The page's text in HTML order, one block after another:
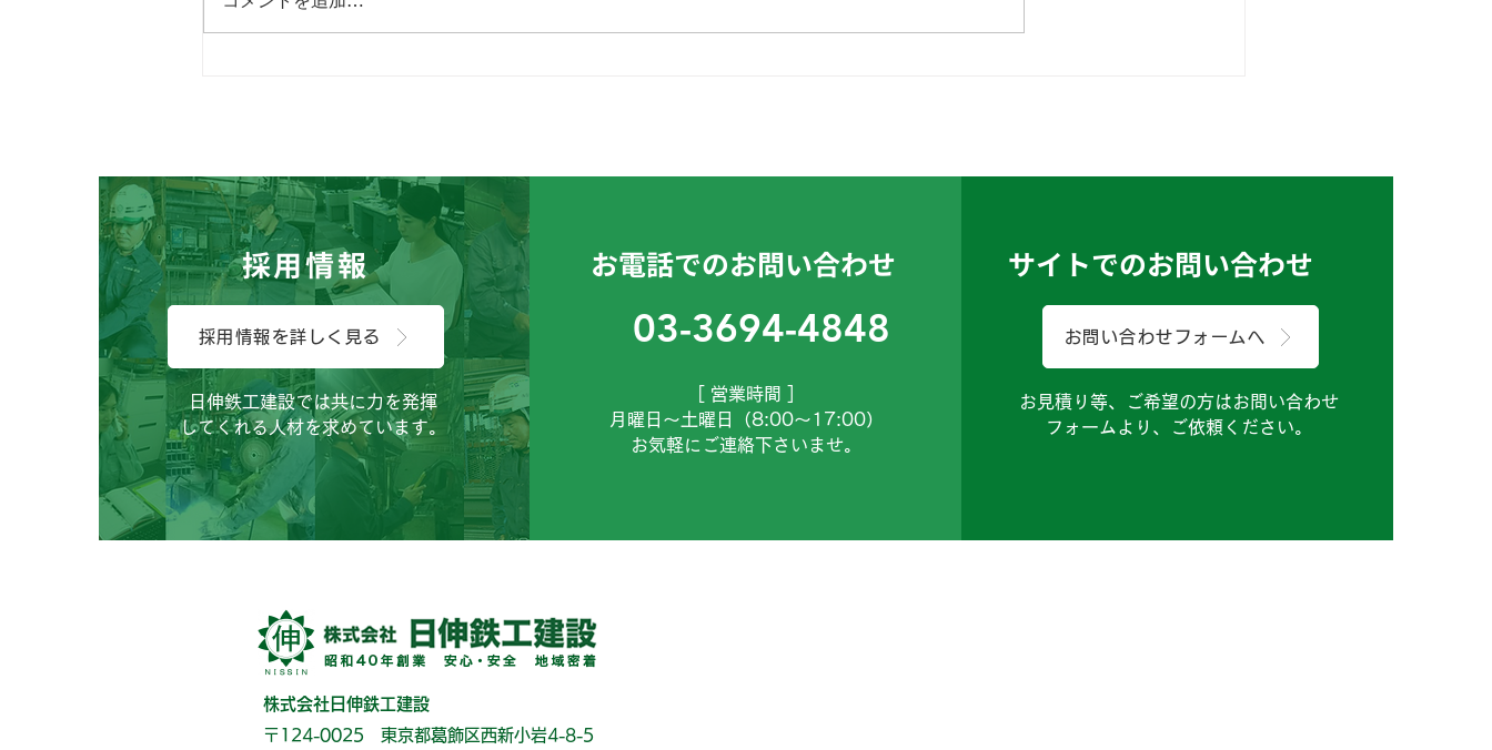
採用情報
採用情報を詳しく見る
日伸鉄工建設では共に力を発揮
してくれる人材を求めています。
お電話でのお問い合わせ
03-3694-4848
［ 営業時間 ］
月曜日～土曜日（8:00～17:00）
お気軽にご連絡下さいませ。
サイトでのお問い合わせ
お問い合わせフォームへ
お見積り等、ご希望の方はお問い合わせ
フォームより、ご依頼ください。
株式会社日伸鉄工建設
〒124-0025 東京都葛飾区西新小岩4-8-5